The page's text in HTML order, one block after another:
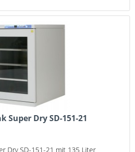
Super Dry SD-151-21
Dry SD-151-21 mit 135 Liter